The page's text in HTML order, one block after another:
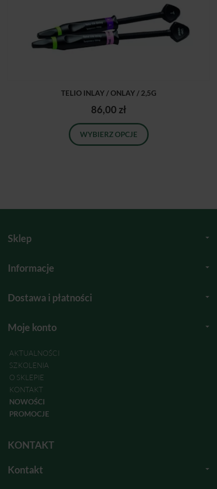
TELIO INLAY / ONLAY / 2,5G
86,00 zł
WYBIERZ OPCJE
Sklep
Informacje
Dostawa i płatności
Moje konto
AKTUALNOŚCI
SZKOLENIA
O SKLEPIE
KONTAKT
NOWOŚCI
PROMOCJE
KONTAKT
Kontakt